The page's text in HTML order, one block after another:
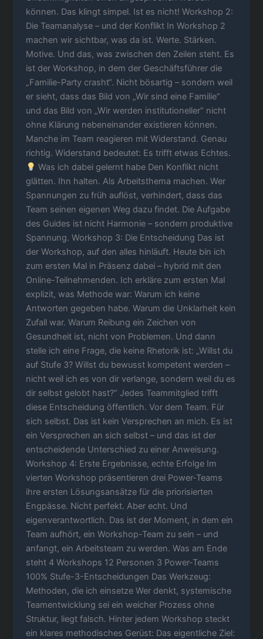
können. Das klingt simpel. Ist es nicht! Workshop 2:
Die Teamanalyse – und der Konflikt In Workshop 2
machen wir sichtbar, was da ist. Werte. Stärken.
Motive. Und das, was zwischen den Zeilen steht. Es
ist der Workshop, in dem der Geschäftsführer die
„Familie-Party crasht“. Nicht bösartig – sondern weil
er sieht, dass das Bild von „Wir sind eine Familie“
und das Bild von „Wir werden institutioneller“ nicht
ohne Klärung nebeneinander existieren können.
Manche im Team reagieren mit Widerstand. Genau
richtig. Widerstand bedeutet: Es trifft etwas Echtes.
Was ich dabei gelernt habe Den Konflikt nicht
glätten. Ihn halten. Als Arbeitsthema machen. Wer
Spannungen zu früh auflöst, verhindert, dass das
Team seinen eigenen Weg dazu findet. Die Aufgabe
des Guides ist nicht Harmonie – sondern produktive
Spannung. Workshop 3: Die Entscheidung Das ist
der Workshop, auf den alles hinläuft. Heute bin ich
zum ersten Mal in Präsenz dabei – hybrid mit den
Online-Teilnehmenden. Ich erkläre zum ersten Mal
explizit, was Methode war: Warum ich keine
Antworten gegeben habe. Warum die Unklarheit kein
Zufall war. Warum Reibung ein Zeichen von
Gesundheit ist, nicht von Problemen. Und dann
stelle ich eine Frage, die keine Rhetorik ist: „Willst du
auf Stufe 3? Willst du bewusst kompetent werden –
nicht weil ich es von dir verlange, sondern weil du es
dir selbst gelobt hast?“ Jedes Teammitglied trifft
diese Entscheidung öffentlich. Vor dem Team. Für
sich selbst. Das ist kein Versprechen an mich. Es ist
ein Versprechen an sich selbst – und das ist der
entscheidende Unterschied zu einer Anweisung.
Workshop 4: Erste Ergebnisse, echte Erfolge Im
vierten Workshop präsentieren drei Power-Teams
ihre ersten Lösungsansätze für die priorisierten
Engpässe. Nicht perfekt. Aber echt. Und
eigenverantwortlich. Das ist der Moment, in dem ein
Team aufhört, ein Workshop-Team zu sein – und
anfangt, ein Arbeitsteam zu werden. Was am Ende
steht 4 Workshops 12 Personen 3 Power-Teams
100% Stufe-3-Entscheidungen Das Werkzeug:
Methoden, die ich einsetze Wer denkt, systemische
Teamentwicklung sei ein weicher Prozess ohne
Struktur, liegt falsch. Hinter jedem Workshop steckt
ein klares methodisches Gerüst: Das eigentliche Ziel: